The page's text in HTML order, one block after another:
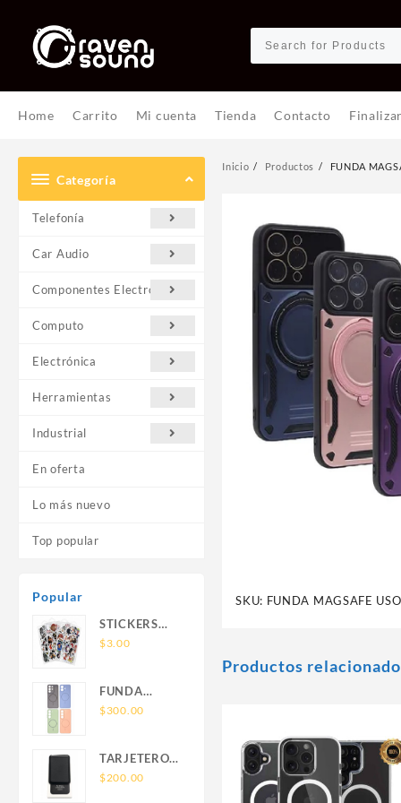
contenido
Home Carrito Mi cuenta Tienda Contacto
Categoría
Telefonía
Car Audio
Componentes Electrónicos
Computo
Electrónica
Herramientas
Industrial
En oferta
Lo más nuevo
Top popular
Popular
STICKERS
UNIVERSALES
$3.00
FUNDA
NOVA SAM
SIN SOPORTE
MAGNETICO
$300.00
TARJETERO
SIN SOPORTE
$200.00
Inicio Productos FUNDA
SKU: FUNDA MAGSAFE
Productos